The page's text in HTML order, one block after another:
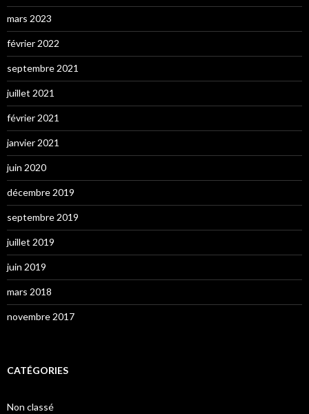
mars 2023
février 2022
septembre 2021
juillet 2021
février 2021
janvier 2021
juin 2020
décembre 2019
septembre 2019
juillet 2019
juin 2019
mars 2018
novembre 2017
CATÉGORIES
Non classé